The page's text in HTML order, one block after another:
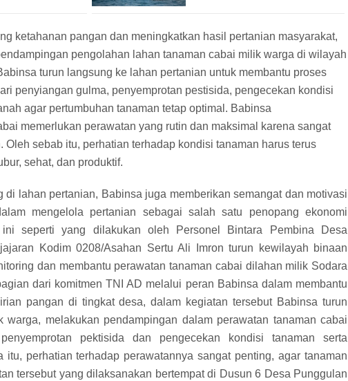
ketahanan pangan dan meningkatkan hasil pertanian masyarakat,
pengolahan lahan tanaman cabai milik warga di wilayah
turun langsung ke lahan pertanian untuk membantu proses
penyiangan gulma, penyemprotan pestisida, pengecekan kondisi
agar pertumbuhan tanaman tetap optimal. Babinsa
memerlukan perawatan yang rutin dan maksimal karena sangat
Oleh sebab itu, perhatian terhadap kondisi tanaman harus terus
sehat, dan produktif.
di lahan pertanian, Babinsa juga memberikan semangat dan motivasi
mengelola pertanian sebagai salah satu penopang ekonomi
ini seperti yang dilakukan oleh Personel Bintara Pembina Desa
Kodim 0208/Asahan Sertu Ali Imron turun kewilayah binaan
dan membantu perawatan tanaman cabai dilahan milik Sodara
dari komitmen TNI AD melalui peran Babinsa dalam membantu
pangan di tingkat desa, dalam kegiatan tersebut Babinsa turun
warga, melakukan pendampingan dalam perawatan tanaman cabai
pektisida dan pengecekan kondisi tanaman serta
itu, perhatian terhadap perawatannya sangat penting, agar tanaman
tersebut yang dilaksanakan bertempat di Dusun 6 Desa Punggulan